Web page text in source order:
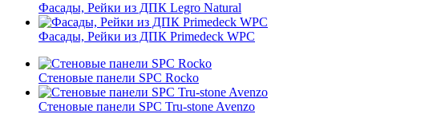
Фасады, Рейки из ДПК Legro Natural
Фасады, Рейки из ДПК Primedeck WPC
Стеновые панели SPC Rocko
Стеновые панели SPC Tru-stone Avenzo